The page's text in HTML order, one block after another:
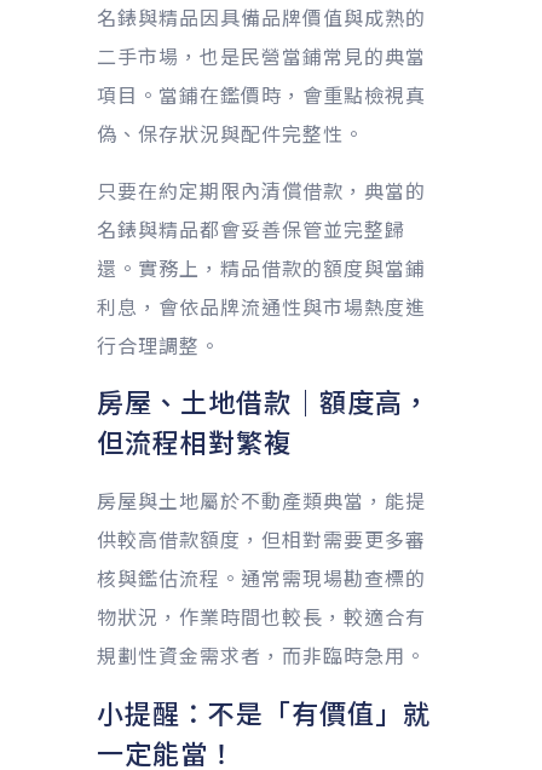
名錶與精品因具備品牌價值與成熟的
二手市場，也是民營當鋪常見的典當
項目。當鋪在鑑價時，會重點檢視真
偽、保存狀況與配件完整性。
只要在約定期限內清償借款，典當的
名錶與精品都會妥善保管並完整歸
還。實務上，精品借款的額度與當鋪
利息，會依品牌流通性與市場熱度進
行合理調整。
房屋、土地借款｜額度高，
但流程相對繁複
房屋與土地屬於不動產類典當，能提
供較高借款額度，但相對需要更多審
核與鑑估流程。通常需現場勘查標的
物狀況，作業時間也較長，較適合有
規劃性資金需求者，而非臨時急用。
小提醒：不是「有價值」就
一定能當！